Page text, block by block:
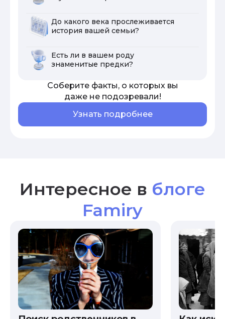
До какого века прослеживается
история вашей семьи?
Есть ли в вашем роду
знаменитые предки?
Соберите факты, о которых вы
даже не подозревали!
Узнать подробнее
Интересное в блоге
Famiry